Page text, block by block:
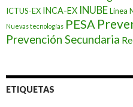
ICTUS-EX INCA-EX INUBELínea
Nuevas tecnologías PESA
Prevención Secundaria
ETIQUETAS